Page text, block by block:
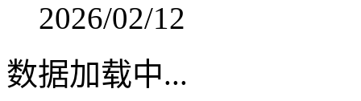
2026/02/12
数据加载中...